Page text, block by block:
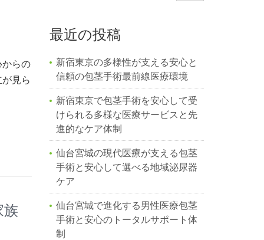
らの
見ら
族
最近の投稿
新宿東京の多様性が支える安心と
信頼の包茎手術最前線医療環境
新宿東京で包茎手術を安心して受
けられる多様な医療サービスと先
進的なケア体制
仙台宮城の現代医療が支える包茎
手術と安心して選べる地域泌尿器
ケア
仙台宮城で進化する男性医療包茎
手術と安心のトータルサポート体
制